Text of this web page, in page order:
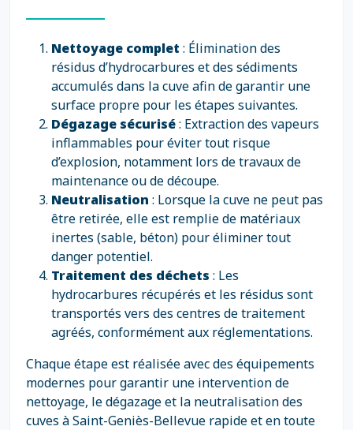
Nettoyage complet : Élimination des
résidus d’hydrocarbures et des sédiments
accumulés dans la cuve afin de garantir une
surface propre pour les étapes suivantes.
Dégazage sécurisé: Extraction des vapeurs
inflammables pour éviter tout risque
d’explosion, notamment lors de travaux de
maintenance ou de découpe.
Neutralisation : Lorsque la cuve ne peut pas
être retirée, elle est remplie de matériaux
inertes (sable, béton) pour éliminer tout
danger potentiel.
Traitement des déchets : Les
hydrocarbures récupérés et les résidus sont
transportés vers des centres de traitement
agréés, conformément aux réglementations.
Chaque étape est réalisée avec des équipements
modernes pour garantir une intervention de
nettoyage, le dégazage et la neutralisation des
cuves à Saint-Geniès-Bellevue rapide et en toute